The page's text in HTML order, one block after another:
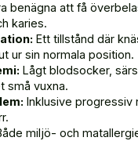
benägna att få
karies.
Ett tillstånd där
ur sin normala position.
Lågt blodsocker,
små vuxna.
Inklusive progressiv
miljö- och